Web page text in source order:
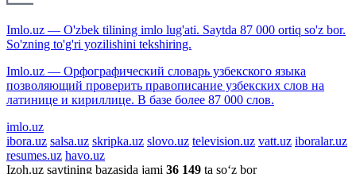
Imlo.uz — O'zbek tilining imlo lug'ati. Saytda 87 000 ortiq so'z bor.
So'zning to'g'ri yozilishini tekshiring.
Imlo.uz — Орфографический словарь узбекского языка
позволяющий проверить правописание узбекских слов на
латинице и кириллице. В базе более 87 000 слов.
imlo.uz
ibora.uz salsa.uz skripka.uz slovo.uz television.uz vatt.uz iboralar.uz
resumes.uz havo.uz
Izoh.uz saytining bazasida jami 36 149 ta so‘z bor